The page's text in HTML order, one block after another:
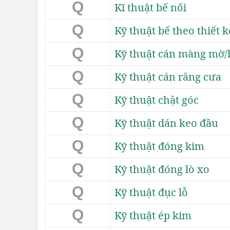
Q Kĩ thuật bế nối
Q Kỹ thuật bế theo thiết
Q Kỹ thuật cán màng
Q Kỹ thuật cán răng cưa
Q Kỹ thuật chặt góc
Q Kỹ thuật dán keo đầu
Q Kỹ thuật đóng kim
Q Kỹ thuật đóng lò xo
Q Kỹ thuật đục lỗ
Q Kỹ thuật ép kim